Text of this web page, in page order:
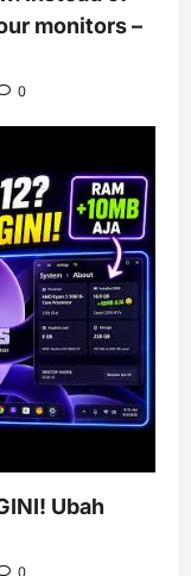
monitors –
0
Ubah